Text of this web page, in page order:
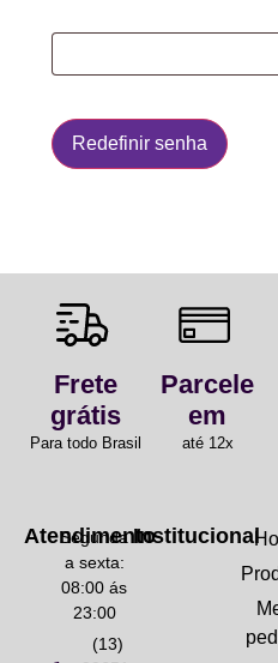
Redefinir senha
Frete
grátis
Para todo Brasil
Parcele
em
até 12x
Atendimento
Segunda
a sexta:
08:00 ás
23:00
(13)
Institucional